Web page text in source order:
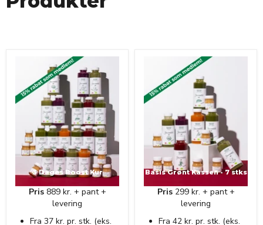
3 Dages Boost Kur
Pris889 kr. + pant +
levering
Fra 37 kr. pr. stk. (eks.
Basis Grønt Kassen - 7 stks
Pris299 kr. + pant +
levering
Fra 42 kr. pr. stk. (eks.